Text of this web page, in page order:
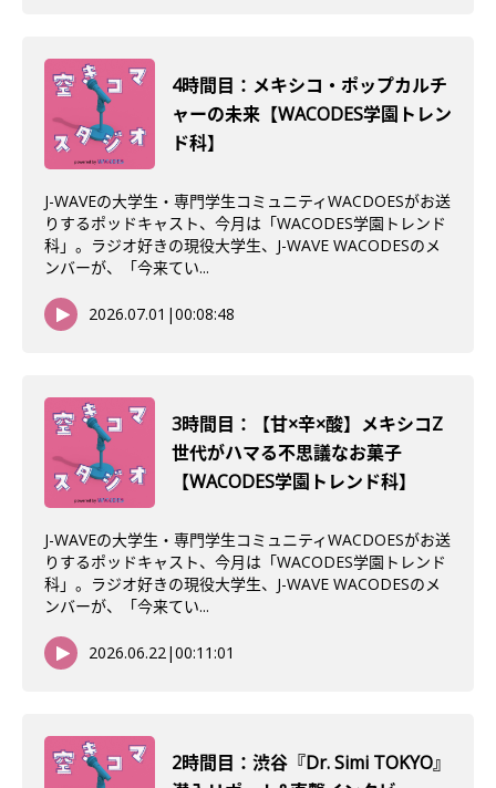
4時間目：メキシコ・ポップカルチ
ャーの未来【WACODES学園トレン
ド科】
J-WAVEの大学生・専門学生コミュニティWACDOESがお送
りするポッドキャスト、今月は「WACODES学園トレンド
科」。ラジオ好きの現役大学生、J-WAVE WACODESのメ
ンバーが、「今来てい...
2026.07.01 |00:08:48
3時間目：【甘×辛×酸】メキシコZ
世代がハマる不思議なお菓子
【WACODES学園トレンド科】
J-WAVEの大学生・専門学生コミュニティWACDOESがお送
りするポッドキャスト、今月は「WACODES学園トレンド
科」。ラジオ好きの現役大学生、J-WAVE WACODESのメ
ンバーが、「今来てい...
2026.06.22|00:11:01
2時間目：渋谷『Dr. Simi TOKYO』